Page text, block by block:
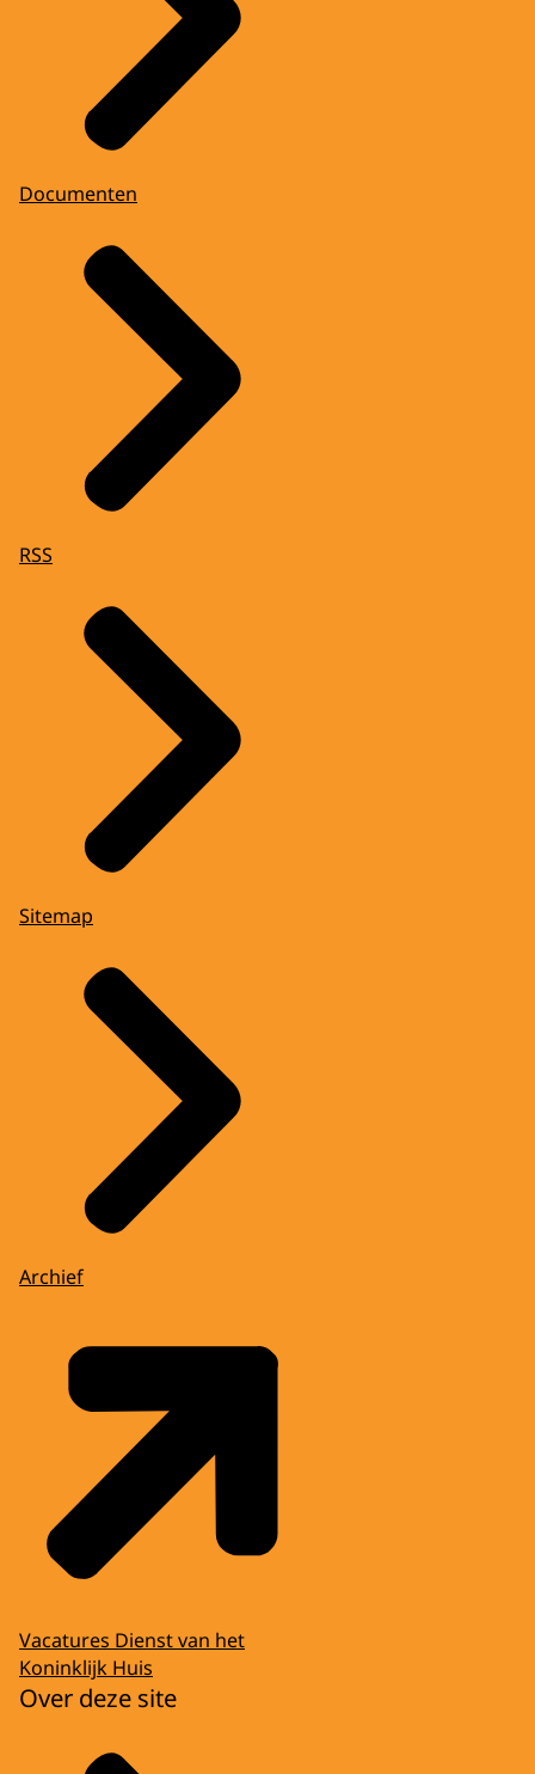
Documenten
RSS
Sitemap
Archief
Vacatures Dienst van het
Koninklijk Huis
Over deze site